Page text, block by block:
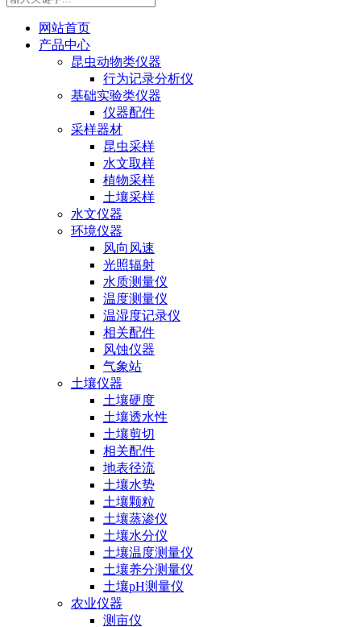
网站首页
产品中心
昆虫动物类仪器
行为记录分析仪
基础实验类仪器
仪器配件
采样器材
昆虫采样
水文取样
植物采样
土壤采样
水文仪器
环境仪器
风向风速
光照辐射
水质测量仪
温度测量仪
温湿度记录仪
相关配件
风蚀仪器
气象站
土壤仪器
土壤硬度
土壤透水性
土壤剪切
相关配件
地表径流
土壤水势
土壤颗粒
土壤蒸渗仪
土壤水分仪
土壤温度测量仪
土壤养分测量仪
土壤pH测量仪
农业仪器
测亩仪